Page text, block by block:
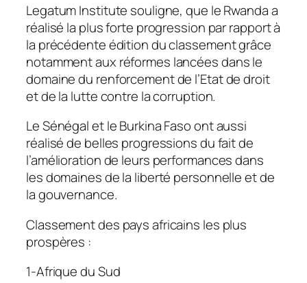
Legatum Institute souligne, que le Rwanda a
réalisé la plus forte progression par rapport à
la précédente édition du classement grâce
notamment aux réformes lancées dans le
domaine du renforcement de l’Etat de droit
et de la lutte contre la corruption.
Le Sénégal et le Burkina Faso ont aussi
réalisé de belles progressions du fait de
l’amélioration de leurs performances dans
les domaines de la liberté personnelle et de
la gouvernance.
Classement des pays africains les plus
prospères :
1-Afrique du Sud